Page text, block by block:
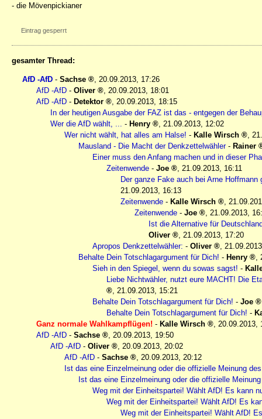
- die Mövenpickianer
Eintrag gesperrt
gesamter Thread:
AfD -AfD - Sachse , 20.09.2013, 17:26
AfD -AfD - Oliver , 20.09.2013, 18:01
AfD -AfD - Detektor , 20.09.2013, 18:15
In der heutigen Ausgabe der FAZ ist das - entgegen der
Wer die AfD wählt, ... - Henry , 21.09.2013, 12:02
Wer nicht wählt, hat alles am Halse! - Kalle Wirsch ,
Mausland - Die Macht der Denkzettelwähler- Rainer
Einer muss den Anfang machen und in dieser
Zeitenwende - Joe , 21.09.2013, 16:11
Der ganze Fake auch bei Arne
21.09.2013, 16:13
Zeitenwende - Kalle Wirsch ,
Zeitenwende - Joe , 21.09.2013,
Ist die Alternative für
Oliver
, 21.09.2013, 17:20
Apropos Denkzettelwähler: - Oliver ,
Behalte Dein Totschlagargument für Dich! - Henry ,
Sieh in den Spiegel, wenn du sowas sagst! -
Liebe Nichtwähler, nutzt eure MACHT! Die
, 21.09.2013, 15:21
Behalte Dein Totschlagargument für Dich! - Joe
Behalte Dein Totschlagargument für Dich! -
Ganz normale Wahlkampflügen! - Kalle Wirsch , 20.09.2013,
AfD -AfD - Sachse , 20.09.2013, 19:50
AfD -AfD - Oliver , 20.09.2013, 20:02
AfD -AfD - Sachse , 20.09.2013, 20:12
Ist das eine Einzelmeinung oder die offizielle Meinung
Ist das eine Einzelmeinung oder die offizielle
Weg mit der Einheitspartei! Wählt AfD! Es kann
Weg mit der Einheitspartei! Wählt AfD! Es
Weg mit der Einheitspartei! Wählt AfD!